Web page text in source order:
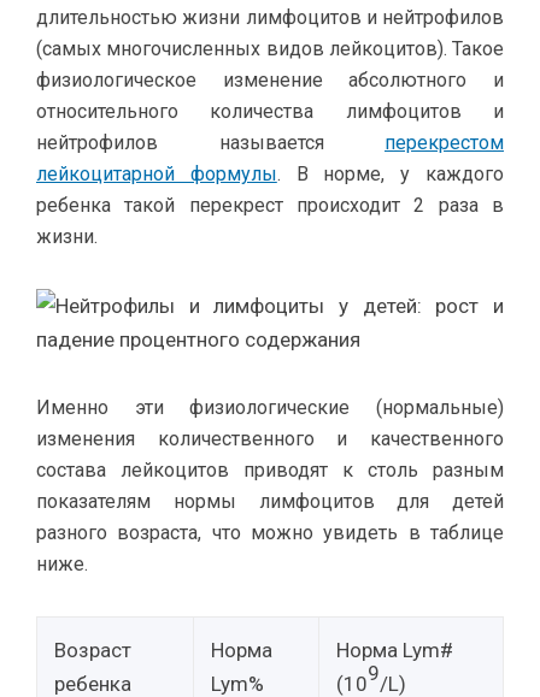
длительностью жизни лимфоцитов и нейтрофилов
(самых многочисленных видов лейкоцитов). Такое
физиологическое изменение абсолютного и
относительного количества лимфоцитов и
нейтрофилов называется перекрестом
лейкоцитарной формулы. В норме, у каждого
ребенка такой перекрест происходит 2 раза в
жизни.
Именно эти физиологические (нормальные)
изменения количественного и качественного
состава лейкоцитов приводят к столь разным
показателям нормы лимфоцитов для детей
разного возраста, что можно увидеть в таблице
ниже.
Возраст
ребенка
Норма
Lym%
Норма Lym#
(109/L)